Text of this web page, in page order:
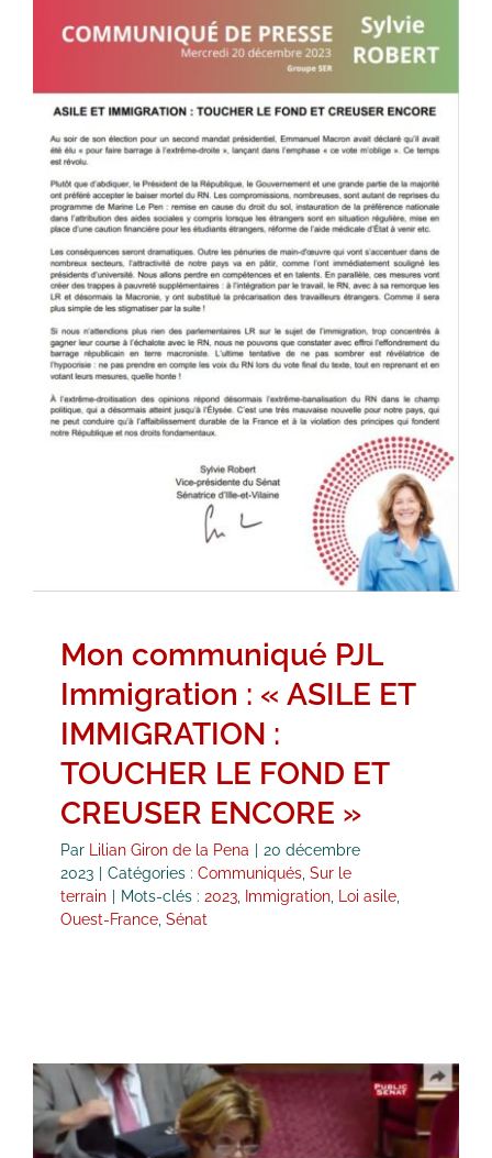
Mon communiqué PJL Immigration
: « ASILE ET IMMIGRATION :
TOUCHER LE FOND ET CREUSER
ENCORE »
Communiqués Sur le terrain
Mon communiqué PJL
Immigration : « ASILE ET
IMMIGRATION :
TOUCHER LE FOND ET
CREUSER ENCORE »
Par Lilian Giron de la Pena
20 décembre
2023
Catégories : Communiqués Sur le
terrain
Mots-clés : 2023 Immigration Loi asile
Ouest-France Sénat
Octobre 2015 : Débat au Sénat sur